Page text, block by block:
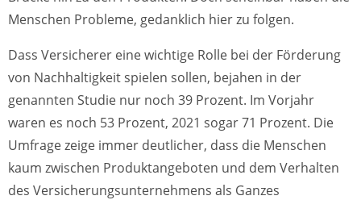
Menschen Probleme, gedanklich hier zu folgen.
Dass Versicherer eine wichtige Rolle bei der Förderung
von Nachhaltigkeit spielen sollen, bejahen in der
genannten Studie nur noch 39 Prozent. Im Vorjahr
waren es noch 53 Prozent, 2021 sogar 71 Prozent. Die
Umfrage zeige immer deutlicher, dass die Menschen
kaum zwischen Produktangeboten und dem Verhalten
des Versicherungsunternehmens als Ganzes